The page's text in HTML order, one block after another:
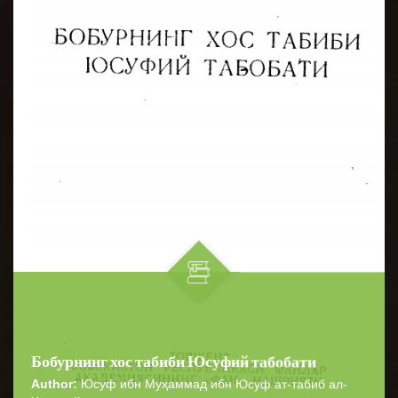
Бобурнинг хос табиби Юсуфий табобати
Author:Юсуф ибн Муҳаммад ибн Юсуф ат-табиб ал-